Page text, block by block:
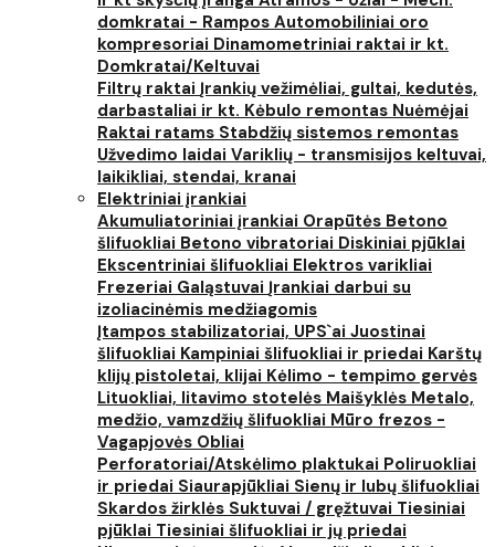
domkratai - Rampos Automobiliniai oro
kompresoriai Dinamometriniai raktai ir kt.
Domkratai/Keltuvai
Filtrų raktai Įrankių vežimėliai, gultai, kedutės,
darbastaliai ir kt. Kėbulo remontas Nuėmėjai
Raktai ratams Stabdžių sistemos remontas
Užvedimo laidai Variklių - transmisijos keltuvai,
laikikliai, stendai, kranai
Elektriniai įrankiai
Akumuliatoriniai įrankiai Orapūtės Betono
šlifuokliai Betono vibratoriai Diskiniai pjūklai
Ekscentriniai šlifuokliai Elektros varikliai
Frezeriai Galąstuvai Įrankiai darbui su
izoliacinėmis medžiagomis
Įtampos stabilizatoriai, UPS`ai Juostinai
šlifuokliai Kampiniai šlifuokliai ir priedai Karštų
klijų pistoletai, klijai Kėlimo - tempimo gervės
Lituokliai, litavimo stotelės Maišyklės Metalo,
medžio, vamzdžių šlifuokliai Mūro frezos -
Vagapjovės Obliai
Perforatoriai/Atskėlimo plaktukai Poliruokliai
ir priedai Siaurapjūkliai Sienų ir lubų šlifuokliai
Skardos žirklės Suktuvai / gręžtuvai Tiesiniai
pjūklai Tiesiniai šlifuokliai ir jų priedai